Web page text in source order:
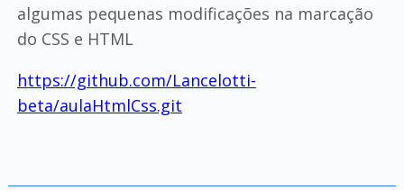
algumas pequenas modificações na marcação
do CSS e HTML
https://github.com/Lancelotti-
beta/aulaHtmlCss.git